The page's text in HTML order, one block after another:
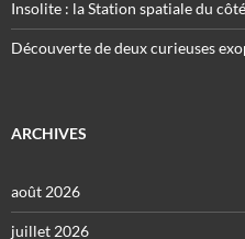
Insolite : la Station spatiale du
Découverte de deux curieuses
ARCHIVES
août 2026
juillet 2026